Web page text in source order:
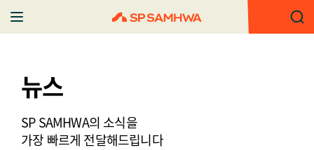
뉴스
SP SAMHWA의 소식을
가장 빠르게 전달해드립니다